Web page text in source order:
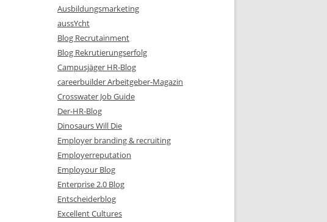
Ausbildungsmarketing
aussYcht
Blog Recrutainment
Blog Rekrutierungserfolg
Campusjäger HR-Blog
careerbuilder Arbeitgeber-Magazin
Crosswater Job Guide
Der-HR-Blog
Dinosaurs Will Die
Employer branding & recruiting
Employerreputation
Employour Blog
Enterprise 2.0 Blog
Entscheiderblog
Excellent Cultures